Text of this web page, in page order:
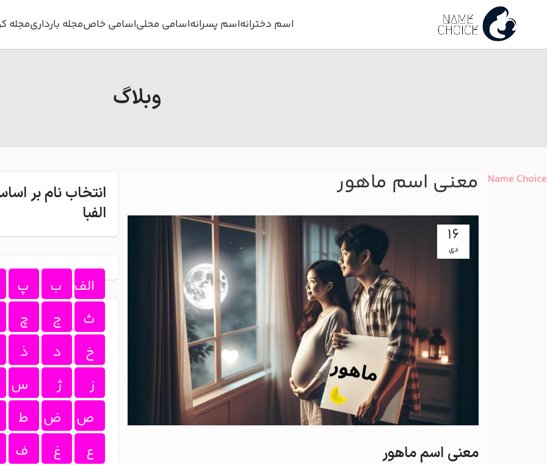
اسم دخترانهاسم پسرانهاسامی محلیاسامی خاصمجله بارداریمجله
وبلاگ
Name Choice معنی اسم ماهور
16
دی
معنی اسم ماهور
انتخاب نام بر
الفبا
الف ب
پ
ث
ج
چ
خ
د
ذ
ز
ژ
س
ص
ض
ط
ع
غ
ف